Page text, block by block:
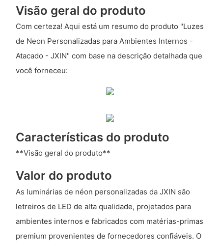
Visão geral do produto
Com certeza! Aqui está um resumo do produto "Luzes
de Neon Personalizadas para Ambientes Internos -
Atacado - JXIN" com base na descrição detalhada que
você forneceu:
Características do produto
**Visão geral do produto**
Valor do produto
As luminárias de néon personalizadas da JXIN são
letreiros de LED de alta qualidade, projetados para
ambientes internos e fabricados com matérias-primas
premium provenientes de fornecedores confiáveis. O